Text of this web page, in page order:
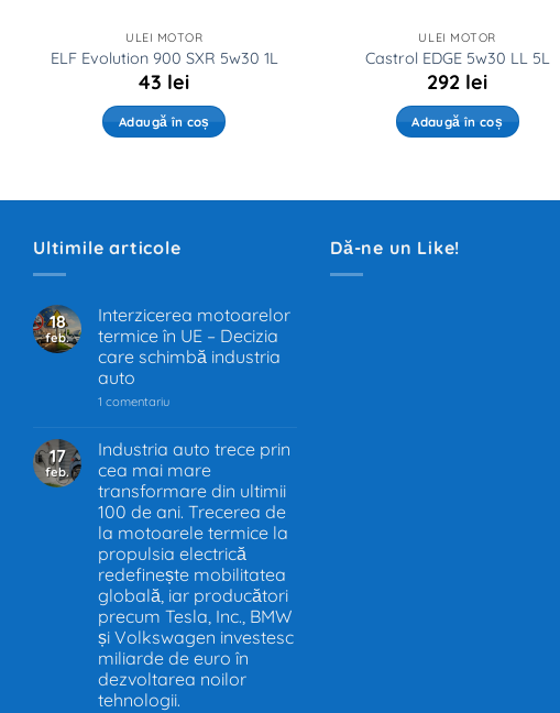
ULEI MOTOR
ELF Evolution 900 SXR 5w30 1L
43 lei
Adaugă în coș
ULEI MOTOR
Castrol EDGE 5w30 LL 5L
292 lei
Adaugă în coș
Ultimile articole
18
feb.
Interzicerea motoarelor
termice în UE – Decizia
care schimbă industria
auto
1 comentariula
termice
în
UE
–
Decizia
care
schimbă
industria
auto
17
feb.
Industria auto trece prin
cea mai mare
transformare din ultimii
100 de ani. Trecerea de
la motoarele termice la
propulsia electrică
redefinește mobilitatea
globală, iar producători
precum Tesla, Inc., BMW
și Volkswagen investesc
miliarde de euro în
dezvoltarea noilor
tehnologii.
Dă-ne un Like!